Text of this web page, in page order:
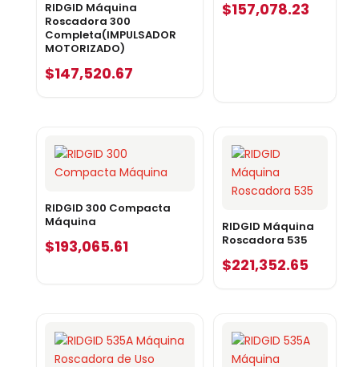
RIDGID Máquina
Roscadora 300
Completa(IMPULSADOR
MOTORIZADO)
$147,520.67
$157,078.23
RIDGID 300 Compacta
Máquina
$193,065.61
RIDGID Máquina
Roscadora 535
$221,352.65